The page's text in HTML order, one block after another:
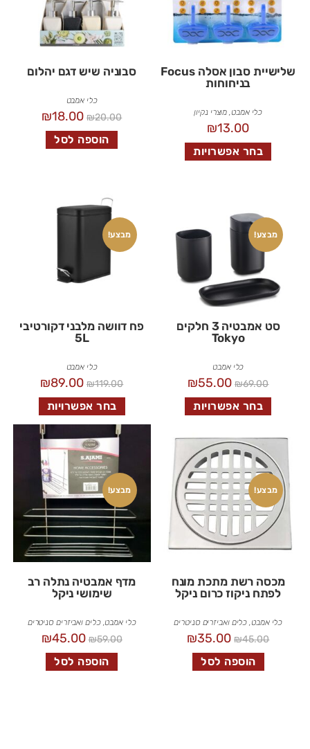
שלישיית סבון אסלה Focus
בניחוחות
כלי אמבט מוצרי נקיון
₪13.00
בחר אפשרויות
סבוניה שיש דגם יהלום
כלי אמבט
₪20.00
₪18.00
הוספה לסל
מבצע!
סט אמבטיה 3 חלקים
Tokyo
כלי אמבט
₪69.00
₪55.00
בחר אפשרויות
מבצע!
פח דוושה מלבני דקורטיבי
5L
כלי אמבט
₪119.00
₪89.00
בחר אפשרויות
מבצע!
מכסה רשת מתכת מונח
לפתח ניקוז כרום ניקל
כלי אמבט כלים ואביזרים סניטרים
₪45.00
₪35.00
הוספה לסל
מבצע!
מדף אמבטיה נתלה רב
שימושי ניקל
כלי אמבט ,כלים ואביזרים סניטרים
₪59.00
₪45.00
הוספה לסל